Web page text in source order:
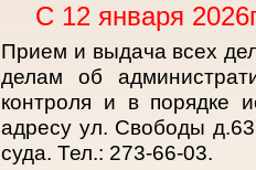
С 12 января
Прием и выдача всех
делам об
контроля и в порядке
адресу ул. Свободы
суда. Тел.: 273-66-03.